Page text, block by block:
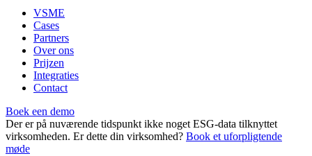
VSME
Cases
Partners
Over ons
Prijzen
Integraties
Contact
Boek een demo
Der er på nuværende tidspunkt ikke noget ESG-data tilknyttet
virksomheden. Er dette din virksomhed? Book et uforpligtende
møde